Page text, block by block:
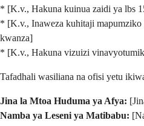
* [K.v., Hakuna kuinua zaidi ya lbs
* [K.v., Inaweza kuhitaji
kwanza]
* [K.v., Hakuna vizuizi
Tafadhali wasiliana na ofisi yetu
Jina la Mtoa Huduma ya Afya:
Namba ya Leseni ya Matibabu: